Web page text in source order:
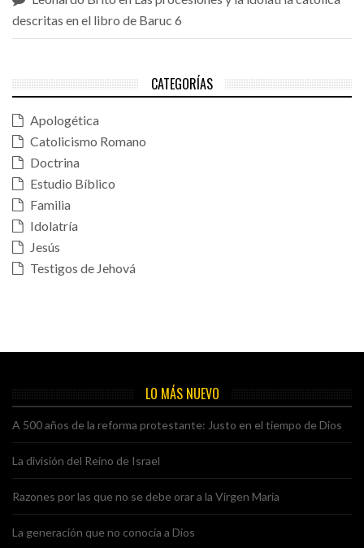
descritas en el libro de Baruc 6
CATEGORÍAS
Apologética
Catolicismo Romano
Doctrina
Estudio Bíblico
Familia
Idolatría
Jesús
Testigos de Jehová
LO MÁS NUEVO
A 500 años de la reforma protestante: Justo en el tiempo de Dios
La división del Reino de Israel
Razones por las que no se debe orar a la Virgen María
La generación que no conocía a Dios